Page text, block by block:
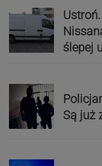
ślepej
Są już